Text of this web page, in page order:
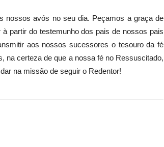
nossos avós no seu dia. Peçamos a graça de
partir do testemunho dos pais de nossos pais
aos nossos sucessores o tesouro da fé
na certeza de que a nossa fé no Ressuscitado,
na missão de seguir o Redentor!